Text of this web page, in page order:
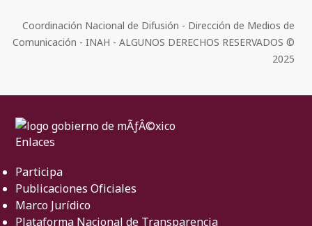
Coordinación Nacional de Difusión - Dirección de Medios de
Comunicación - INAH - ALGUNOS DERECHOS RESERVADOS ©
2025
Enlaces
Participa
Publicaciones Oficiales
Marco Jurídico
Plataforma Nacional de Transparencia